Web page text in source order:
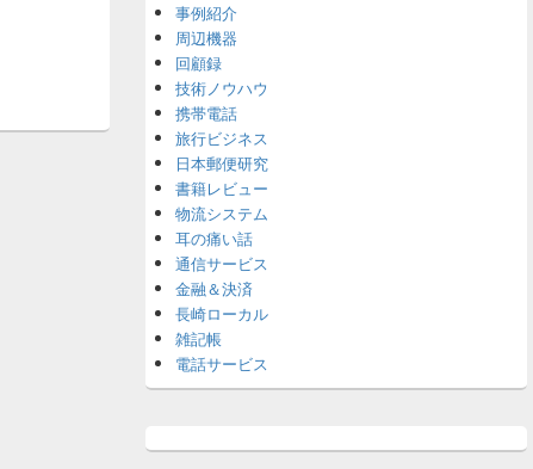
事例紹介
周辺機器
回顧録
技術ノウハウ
携帯電話
旅行ビジネス
日本郵便研究
書籍レビュー
物流システム
耳の痛い話
通信サービス
金融＆決済
長崎ローカル
雑記帳
電話サービス